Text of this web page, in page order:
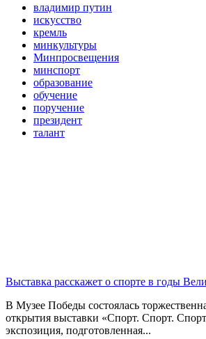
владимир путин
искусство
кремль
минкультуры
Минпросвещения
минспорт
образование
обучение
поручение
президент
талант
Выставка расскажет о спорте в годы
В Музее Победы состоялась
открытия выставки «Спорт. Спорт.
экспозиция, подготовленная...